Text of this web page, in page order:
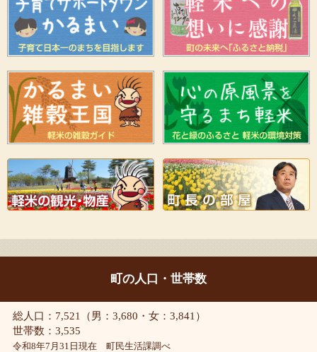
町の人口・世帯数
総人口：7,521（男：3,680・女：3,841）
世帯数：3,535
令和8年7月31日現在 町民生活課調べ